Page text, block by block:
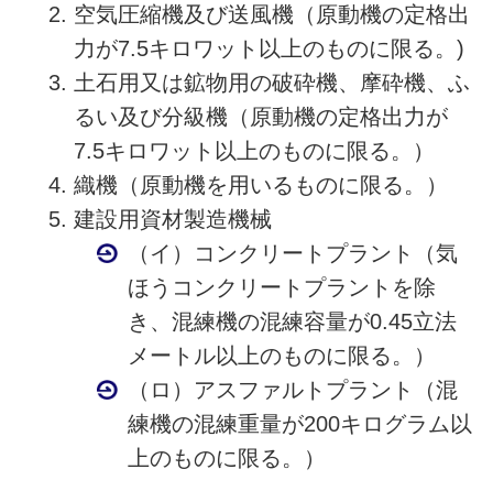
空気圧縮機及び送風機（原動機の定格出
力が7.5キロワット以上のものに限る。)
土石用又は鉱物用の破砕機、摩砕機、ふ
るい及び分級機（原動機の定格出力が
7.5キロワット以上のものに限る。）
織機（原動機を用いるものに限る。）
建設用資材製造機械
（イ）コンクリートプラント（気
ほうコンクリートプラントを除
き、混練機の混練容量が0.45立法
メートル以上のものに限る。）
（ロ）アスファルトプラント（混
練機の混練重量が200キログラム以
上のものに限る。）